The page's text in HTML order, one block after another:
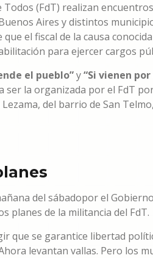
(FdT) realizan
Aires y distintos
el fiscal de la causa
para ejercer cargos
el pueblo”y“Si vienen
ser la organizada por el FdT
del barrio de San
del sábadopor el
planes de la militancia del FdT.
que se garantice libertad
levantan vallas. Pero los